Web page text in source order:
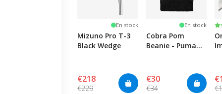
En stock
Mizuno Pro T-3
Black Wedge
€218
€229
En stock
Cobra Pom
Beanie - Puma
€30
€34